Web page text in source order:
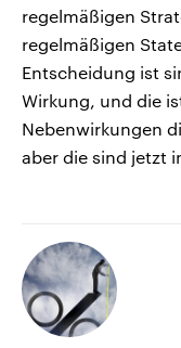
regelmäßigen
regelmäßigen
Entscheidung ist
Wirkung, und die
Nebenwirkungen
aber die sind jetzt